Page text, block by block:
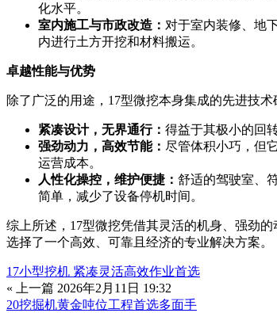
化水平。
室内施工与市政改造： 对于室内装修、地
内进行土方开挖和材料搬运。
卓越性能与优势
除了广泛的用途，17型微挖本身集成的先进技
紧凑设计，无界通行： 得益于其极小的回
强劲动力，高效节能： 尽管体积小巧，但
运营成本。
人性化操控，维护便捷： 舒适的驾驶室、
简单，减少了设备停机时间。
综上所述，17型微挖凭借其灵活的机身、强劲
选择了一个高效、可靠且经济的专业解决方案。
17小型挖机 紧凑灵活高效作业首选
« 上一篇 2026年2月11日 19:32
20挖掘机黄金吨位工程首选多面手